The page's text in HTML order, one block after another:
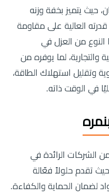
حيث يتميز بخفة وزنه
العالية على مقاومة
النوع من العزل في
والتجارية، لما يوفره من
وتقليل استهلاك الطاقة،
في الوقت ذاته.
الشركات الرائدة في
تقدم حلولاً فعّالة
لضمان الحماية والكفاءة.